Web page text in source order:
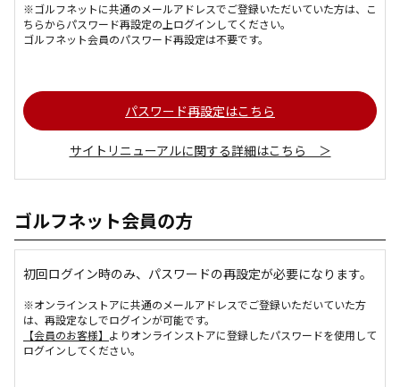
※ゴルフネットに共通のメールアドレスでご登録いただいていた方は、こ
ちらからパスワード再設定の上ログインしてください。
ゴルフネット会員のパスワード再設定は不要です。
パスワード再設定はこちら
サイトリニューアルに関する詳細はこちら ＞
ゴルフネット会員の方
初回ログイン時のみ、パスワードの再設定が必要になります。
※オンラインストアに共通のメールアドレスでご登録いただいていた方
は、再設定なしでログインが可能です。
【会員のお客様】 よりオンラインストアに登録したパスワードを使用して
ログインしてください。